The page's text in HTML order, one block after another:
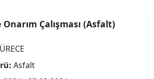
Onarım Çalışması (Asfalt)
Asfalt